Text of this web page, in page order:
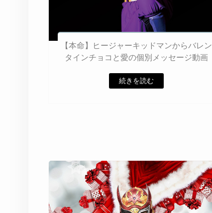
【本命】ヒージャーキッドマンからバレン
タインチョコと愛の個別メッセージ動画
続きを読む